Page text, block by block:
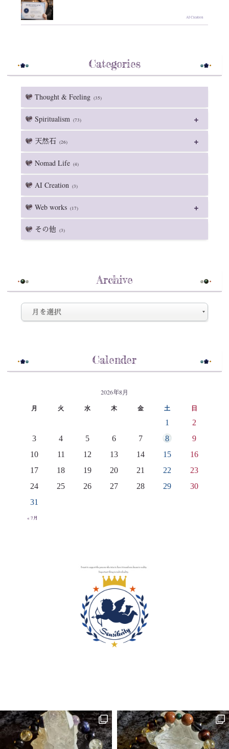
AI Creation
Categories
Thought & Feeling (35)
Spiritualism (73)
天然石 (26)
Nomad Life (4)
AI Creation (3)
Web works (17)
その他 (3)
Archive
Calender
2026年8月
月 火 水 木 金 土
日
1
2
3
4 5 6 7 8
9
10
11 12 13 14 15
16
17
18 19 20 21 22
23
24
25 26 27 28 29
30
31
« 7月